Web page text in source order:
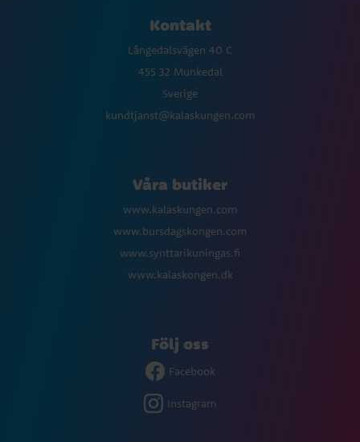
Kontakt
Långedalsvägen 40 C
455 32 Munkedal
Sverige
kundtjanst@kalaskungen.com
Våra butiker
www.kalaskungen.com
www.bursdagskongen.com
www.synttarikuningas.fi
www.kalaskongen.dk
Följ oss
Facebook
Instagram